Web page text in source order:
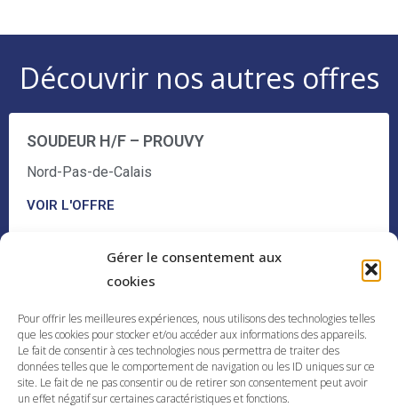
Gérer le consentement aux
cookies
Pour offrir les meilleures expériences, nous utilisons des technologies telles
que les cookies pour stocker et/ou accéder aux informations des appareils.
Le fait de consentir à ces technologies nous permettra de traiter des
données telles que le comportement de navigation ou les ID uniques sur ce
site. Le fait de ne pas consentir ou de retirer son consentement peut avoir
un effet négatif sur certaines caractéristiques et fonctions.
Découvrir nos autres offres
SOUDEUR H/F – PROUVY
Nord-Pas-de-Calais
VOIR L'OFFRE
Pour toute demande n'hésitez
pas à nous contacter